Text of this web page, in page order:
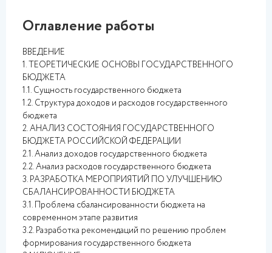
Оглавление работы
ВВЕДЕНИЕ
1. ТЕОРЕТИЧЕСКИЕ ОСНОВЫ ГОСУДАРСТВЕННОГО
БЮДЖЕТА
1.1. Сущность государственного бюджета
1.2. Структура доходов и расходов государственного
бюджета
2. АНАЛИЗ СОСТОЯНИЯ ГОСУДАРСТВЕННОГО
БЮДЖЕТА РОССИЙСКОЙ ФЕДЕРАЦИИ
2.1. Анализ доходов государственного бюджета
2.2. Анализ расходов государственного бюджета
3. РАЗРАБОТКА МЕРОПРИЯТИЙ ПО УЛУЧШЕНИЮ
СБАЛАНСИРОВАННОСТИ БЮДЖЕТА
3.1. Проблема сбалансированности бюджета на
современном этапе развития
3.2. Разработка рекомендаций по решению проблем
формирования государственного бюджета